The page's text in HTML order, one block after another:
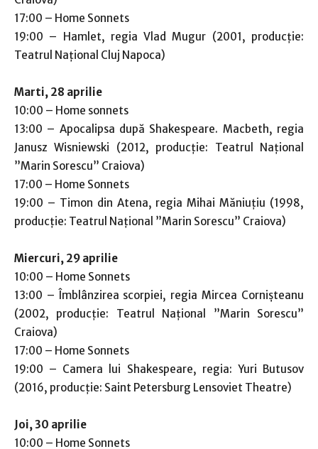
17:00 – Home Sonnets
19:00 – Hamlet, regia Vlad Mugur (2001, producție:
Teatrul Național Cluj Napoca)
Marti, 28 aprilie
10:00 – Home sonnets
13:00 – Apocalipsa după Shakespeare. Macbeth, regia
Janusz Wisniewski (2012, producție: Teatrul Național
”Marin Sorescu” Craiova)
17:00 – Home Sonnets
19:00 – Timon din Atena, regia Mihai Măniuțiu (1998,
producție: Teatrul Național ”Marin Sorescu” Craiova)
Miercuri, 29 aprilie
10:00 – Home Sonnets
13:00 – Îmblânzirea scorpiei, regia Mircea Cornișteanu
(2002, producție: Teatrul Național ”Marin Sorescu”
Craiova)
17:00 – Home Sonnets
19:00 – Camera lui Shakespeare, regia: Yuri Butusov
(2016, producție: Saint Petersburg Lensoviet Theatre)
Joi, 30 aprilie
10:00 – Home Sonnets